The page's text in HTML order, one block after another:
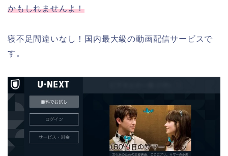
かもしれませんよ！
寝不足間違いなし！国内最大級の動画配信サービスで
す。